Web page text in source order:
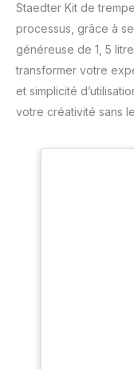
Staedter Kit de
processus, grâce à
généreuse de 1, 5
transformer votre
et simplicité
votre créativité sans